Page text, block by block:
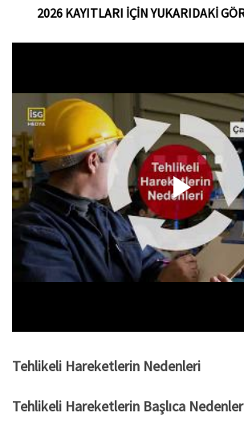
2026 KAYITLARI İÇİN YUKARIDAKİ
Tehlikeli Hareketlerin Nedenleri
Tehlikeli Hareketlerin Başlıca